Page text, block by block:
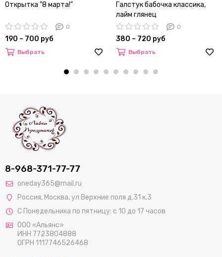
Открытка "8 марта!"
0
190 – 700 руб
Выбрать
Галстук бабочка классика,
лайм глянец
0
380 – 720 руб
Выбрать
8-968-371-77-77
oneday365@mail.ru
Россия, Москва,ул Верхние поля д.31 к.3
С Понедельника по пятницу: с 10 до 17 часов
ООО «Альянс»
ИНН 7723804888
ОГРН 1117746526468